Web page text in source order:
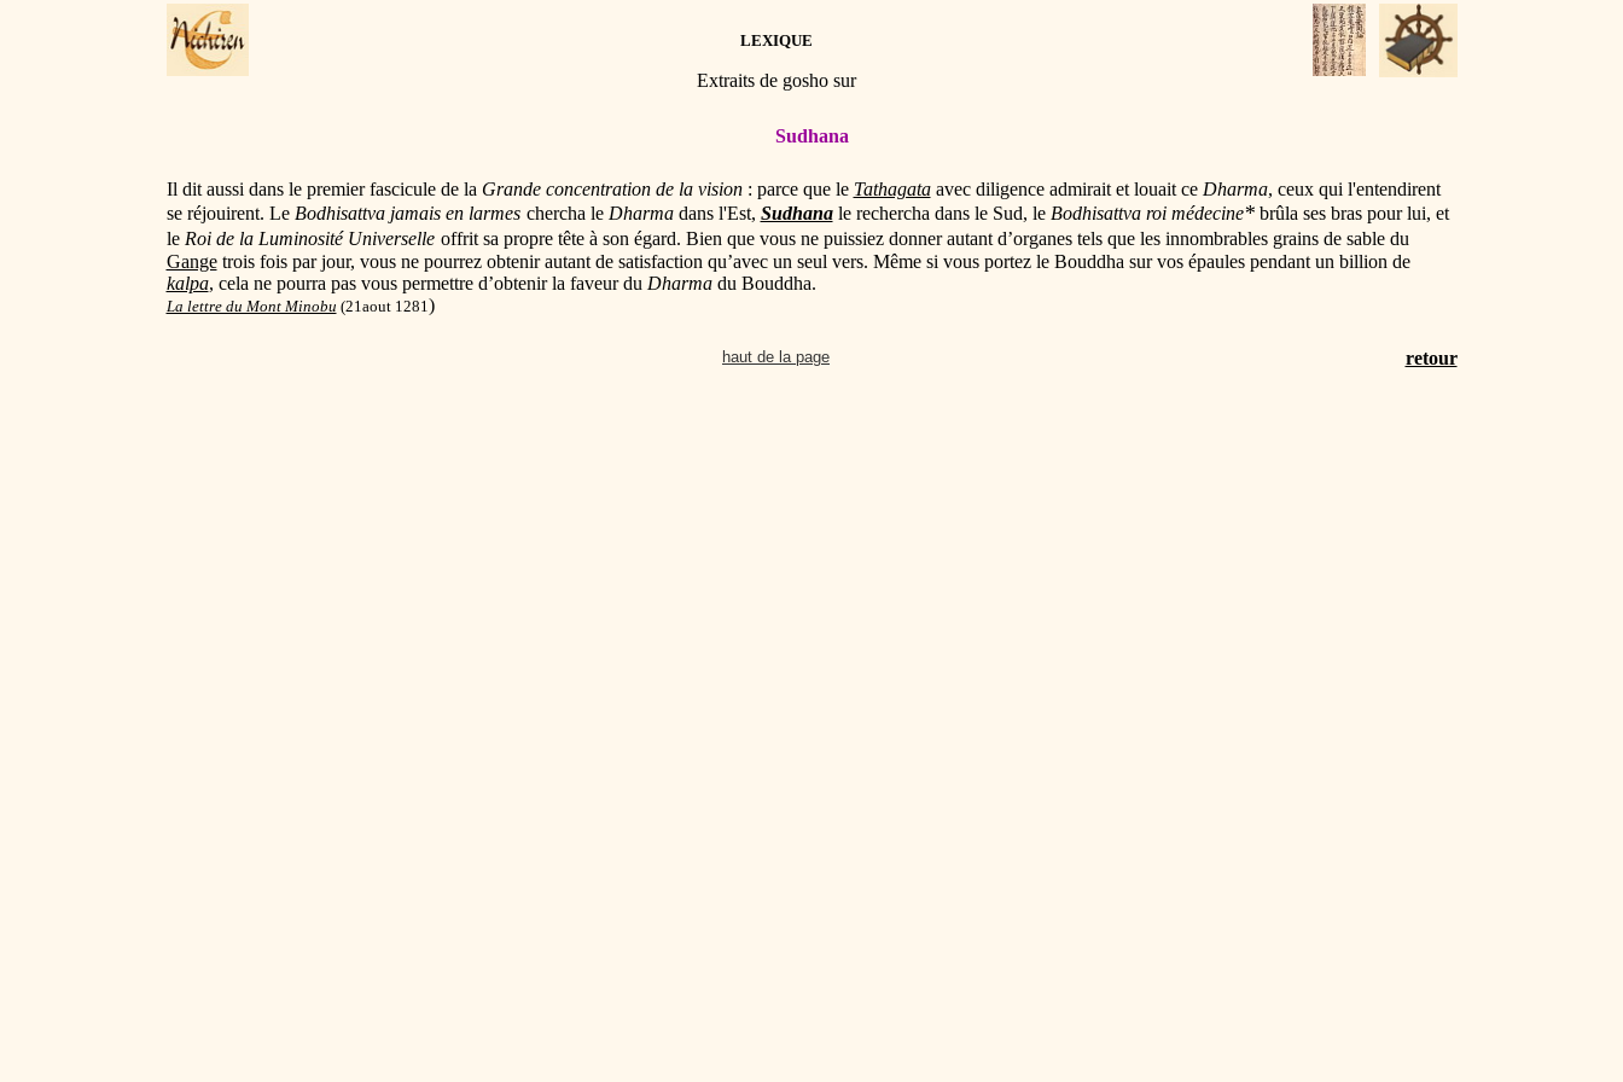
LEXIQUE
Extraits de gosho sur
Sudhana
Il dit aussi dans le premier fascicule de la Grande concentration de la vision : parce que le Tathagataavec diligence admirait et louait ce Dharma, ceux qui l'entendirent
se réjouirent. Le Bodhisattva jamais en larmes chercha le Dharma dans l'Est, Sudhana le rechercha dans le Sud, le Bodhisattva roi médecine* brûla ses bras pour lui, et
le Roi de la Luminosité Universelle offrit sa propre tête à son égard. Bien que vous ne puissiez donner autant d’organes tels que les innombrables grains de sable du
Gangetrois fois par jour, vous ne pourrez obtenir autant de satisfaction qu’avec un seul vers. Même si vous portez le Bouddha sur vos épaules pendant un billion de
kalpa, cela ne pourra pas vous permettre d’obtenir la faveur du Dharma du Bouddha.
La lettre du Mont Minobu (21aout 1281)
haut de la page retour